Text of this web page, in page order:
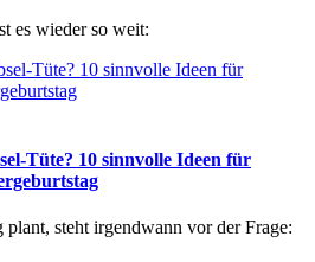
es wieder so weit:
Tüte? 10 sinnvolle Ideen für
steht irgendwann vor der Frage: